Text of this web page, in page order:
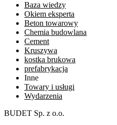
Baza wiedzy
Okiem eksperta
Beton towarowy
Chemia budowlana
Cement
Kruszywa
kostka brukowa
prefabrykacja
Inne
Towary i usługi
Wydarzenia
BUDET Sp. z o.o.